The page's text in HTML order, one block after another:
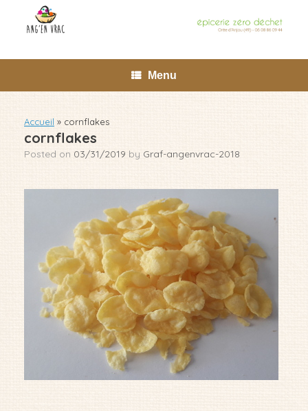
content
Menu
Accueil » cornflakes
cornflakes
Posted on 03/31/2019 by Graf-angenvrac-2018